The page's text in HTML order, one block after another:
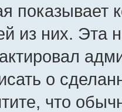
показывает
из них. Эта
о
что